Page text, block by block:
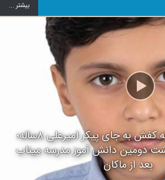
بيشتر ...
فیلم/ دفن یک لنگه کفش به جای پیکر امیرعلی ۸ساله؛
دومین دانش آموز مدرسه میناب
بعد از ماکان